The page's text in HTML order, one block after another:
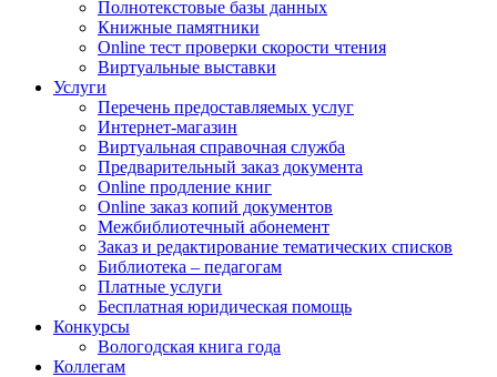
Полнотекстовые базы данных
Книжные памятники
Online тест проверки скорости чтения
Виртуальные выставки
Услуги
Перечень предоставляемых услуг
Интернет-магазин
Виртуальная справочная служба
Предварительный заказ документа
Online продление книг
Online заказ копий документов
Межбиблиотечный абонемент
Заказ и редактирование тематических списков
Библиотека – педагогам
Платные услуги
Бесплатная юридическая помощь
Конкурсы
Вологодская книга года
Коллегам